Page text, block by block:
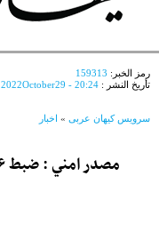
رمز الخبر: 159313
تأريخ النشر : 2022October29 - 20:24
سرویس کیهان عربی » اخبار
مصدر امني : ضبط ۱۰۶ قطعة سلاح حربي في کردستان